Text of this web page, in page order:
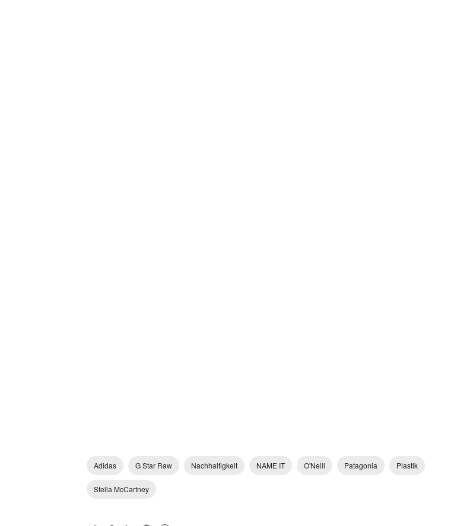
Adidas G Star Raw Nachhaltigkeit NAME IT O'Neill Patagonia Plastik
Stella McCartney